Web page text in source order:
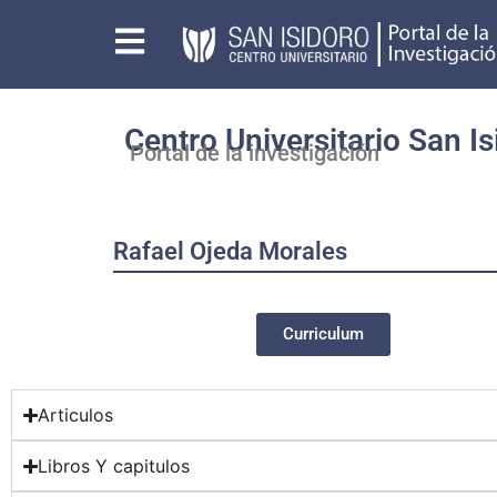
Centro Universitario San
Portal de la investigación
Rafael Ojeda Morales
Curriculum
Articulos
Libros Y capitulos